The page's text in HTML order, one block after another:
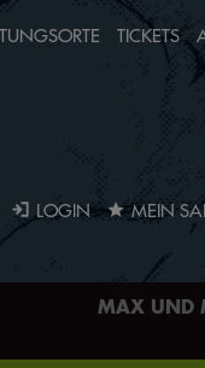
LOGIN MEIN
MAX UND
TICKETS